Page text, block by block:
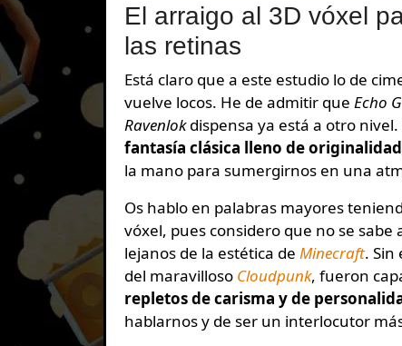
El arraigo al 3D vóxel
las retinas
Está claro que a este estudio lo de
vuelve locos. He de admitir que Echo
Ravenlokdispensa ya está a otro
fantasía clásica lleno de
la mano para sumergirnos en una
Os hablo en palabras mayores
vóxel, pues considero que no se
lejanos de la estética de Minecraft. Sin
del maravilloso Cloudpunk, fueron
repletos de carisma y de
hablarnos y de ser un interlocutor